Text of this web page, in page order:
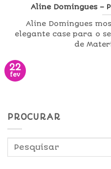
Aline Domingues –
Aline Domingues
elegante case para o
de
22
fev
PROCURAR